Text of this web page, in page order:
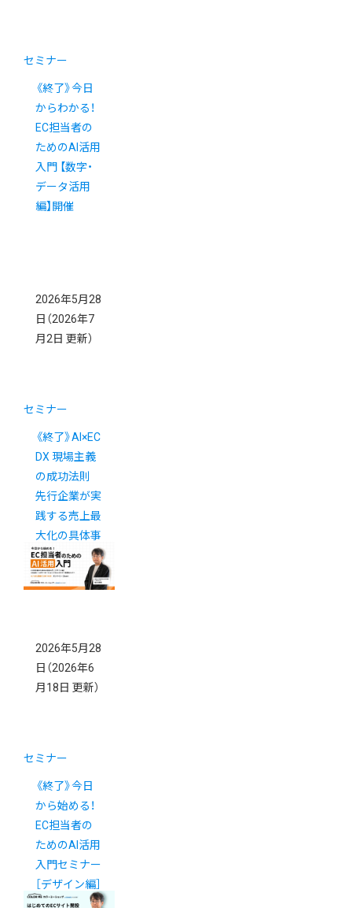
セミナー
《終了》今日
からわかる！
EC担当者の
ためのAI活用
入門 【数字・
データ活用
編】開催
2026年5月28
日 （2026年7
月2日 更新）
セミナー
《終了》AI×EC
DX 現場主義
の成功法則
先行企業が実
践する売上最
大化の具体事
例
2026年5月28
日 （2026年6
月18日 更新）
セミナー
《終了》今日
から始める！
EC担当者の
ためのAI活用
入門セミナー
［デザイン編］
開催